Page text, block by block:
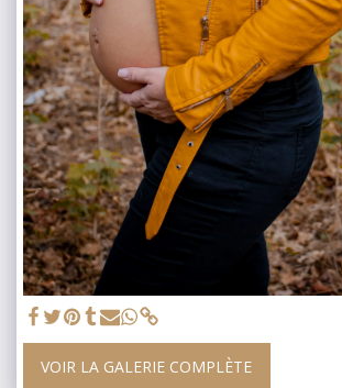
VOIR LA GALERIE COMPLÈTE